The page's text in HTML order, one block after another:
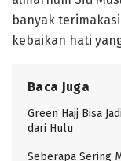
banyak
kebaikan hati
Baca Juga
Green Hajj Bisa
dari Hulu
Seberapa Sering